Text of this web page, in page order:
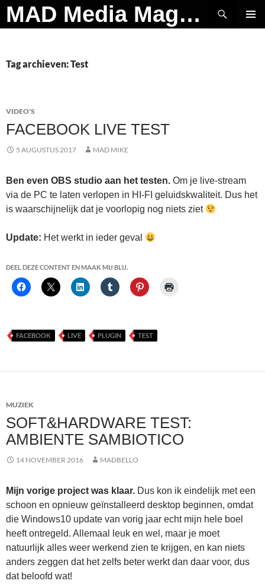
Ga
naar
MAD Media Magazine
Zoeken
Tag archieven: Test
VIDEO'S
FACEBOOK LIVE TEST
5 AUGUSTUS 2017 MAD MIKE
Ben even OBS studio aan het testen. Om je live-stream
via de PC te laten verlopen in HI-FI geluidskwaliteit. Dus het
is waarschijnelijk dat je voorlopig nog niets ziet
Update: Het werkt in ieder geval
DEEL DEZE CONTENT EN MAAK MIJ BLIJ.
FACEBOOK LIVE PLUGIN TEST
MUZIEK
SOFT&HARDWARE TEST:
AMBIENTE SAMBIOTICO
14 NOVEMBER 2016 MADBELLO
Mijn vorige project was klaar. Dus kon ik eindelijk met een
schoon en opnieuw geïnstalleerd desktop beginnen, omdat
die Windows10 update van vorig jaar echt mijn hele boel
heeft ontregeld. Allemaal leuk en wel, maar je moet
natuurlijk alles weer werkend zien te krijgen, en kan niets
anders zeggen dat het zelfs beter werkt dan daar voor, dus
dat beloofd wat!